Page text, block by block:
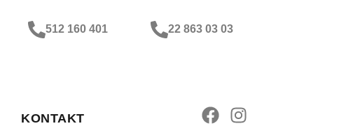
512 160 401 22 863 03 03
KONTAKT